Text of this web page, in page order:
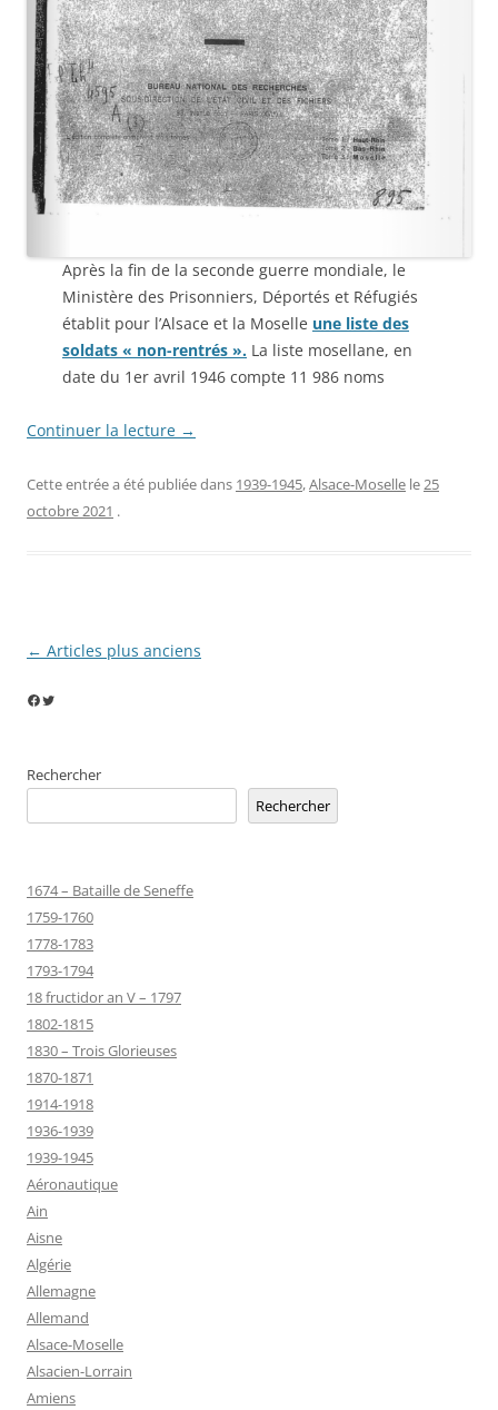
Après la fin de la seconde guerre mondiale, le
Ministère des Prisonniers, Déportés et Réfugiés
établit pour l’Alsace et la Moselle une liste des
soldats « non-rentrés ». La liste mosellane, en
date du 1er avril 1946 compte 11 986 noms
Continuer la lecture →
Cette entrée a été publiée dans 1939-1945,Alsace-Moselle le25
octobre 2021 .
Navigation
articles
← Articles plus anciens
Facebook
Twitter
Rechercher
Rechercher
1674 – Bataille de Seneffe
1759-1760
1778-1783
1793-1794
18 fructidor an V – 1797
1802-1815
1830 – Trois Glorieuses
1870-1871
1914-1918
1936-1939
1939-1945
Aéronautique
Ain
Aisne
Algérie
Allemagne
Allemand
Alsace-Moselle
Alsacien-Lorrain
Amiens